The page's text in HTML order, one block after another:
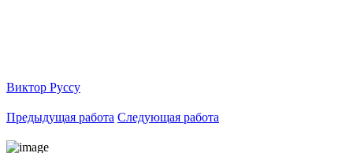
Виктор Руссу
Предыдущая работа Следующая работа